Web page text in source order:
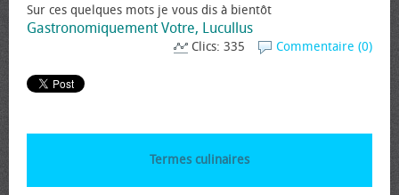
Sur ces quelques mots je vous dis à bientôt
Gastronomiquement Votre, Lucullus
Commentaire (0)
Clics: 335
Termes culinaires